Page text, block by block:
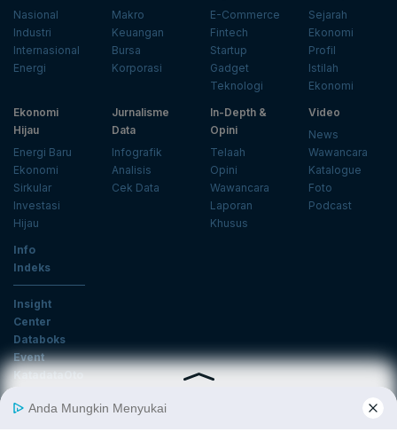
Nasional
Industri
Internasional
Energi
Makro
Keuangan
Bursa
Korporasi
E-Commerce
Fintech
Startup
Gadget
Teknologi
Sejarah
Ekonomi
Profil
Istilah
Ekonomi
Ekonomi
Hijau
Energi Baru
Ekonomi
Sirkular
Investasi
Hijau
Jurnalisme
Data
Infografik
Analisis
Cek Data
In-Depth &
Opini
Telaah
Opini
Wawancara
Laporan
Khusus
Video
News
Wawancara
Katalogue
Foto
Podcast
Info
Indeks
Insight
Center
Databoks
Event
KatadataOto